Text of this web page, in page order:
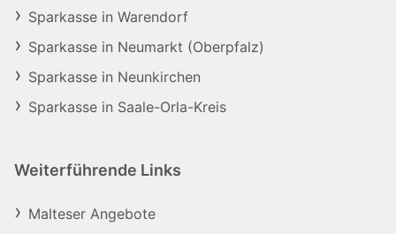
Sparkasse in Warendorf
Sparkasse in Neumarkt (Oberpfalz)
Sparkasse in Neunkirchen
Sparkasse in Saale-Orla-Kreis
Weiterführende Links
Malteser Angebote